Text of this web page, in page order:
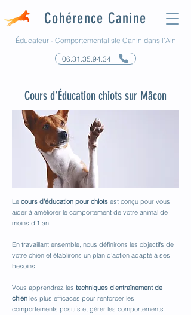
Cohérence Canine
Éducateur - Comportementaliste Canin dans l'Ain
06.31.35.94.34
Cours d'Éducation chiots sur Mâcon
Le cours d'éducation pour chiots est conçu pour vous
aider à améliorer le comportement de votre animal de
moins d'1 an.
En travaillant ensemble, nous définirons les objectifs de
votre chien et établirons un plan d'action adapté à ses
besoins.
Vous apprendrez les techniques d'entraînement de
chien les plus efficaces pour renforcer les
comportements positifs et gérer les comportements